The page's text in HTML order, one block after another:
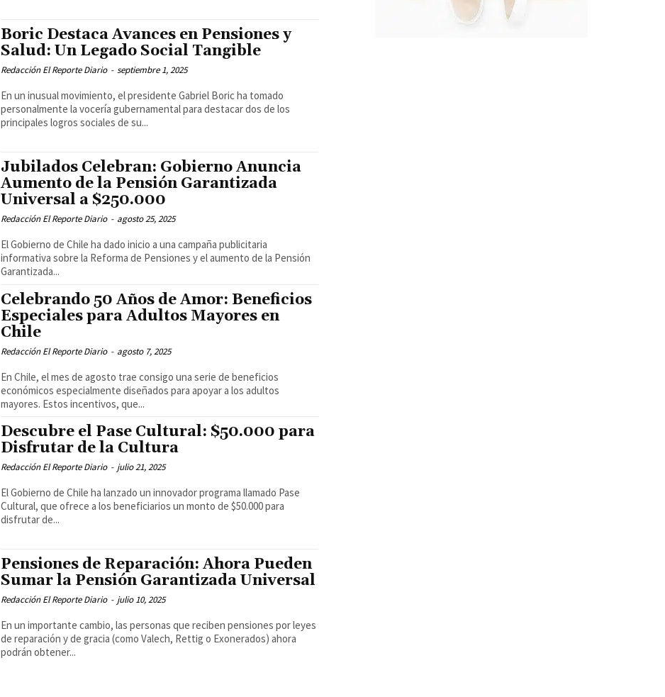
Boric Destaca Avances en Pensiones y
Salud: Un Legado Social Tangible
Redacción El Reporte Diario - septiembre 1, 2025
En un inusual movimiento, el presidente Gabriel Boric ha tomado
personalmente la vocería gubernamental para destacar dos de los
principales logros sociales de su...
Jubilados Celebran: Gobierno Anuncia
Aumento de la Pensión Garantizada
Universal a $250.000
Redacción El Reporte Diario - agosto 25, 2025
El Gobierno de Chile ha dado inicio a una campaña publicitaria
informativa sobre la Reforma de Pensiones y el aumento de la Pensión
Garantizada...
Celebrando 50 Años de Amor: Beneficios
Especiales para Adultos Mayores en
Chile
Redacción El Reporte Diario - agosto 7, 2025
En Chile, el mes de agosto trae consigo una serie de beneficios
económicos especialmente diseñados para apoyar a los adultos
mayores. Estos incentivos, que...
Descubre el Pase Cultural: $50.000 para
Disfrutar de la Cultura
Redacción El Reporte Diario - julio 21, 2025
El Gobierno de Chile ha lanzado un innovador programa llamado Pase
Cultural, que ofrece a los beneficiarios un monto de $50.000 para
disfrutar de...
Pensiones de Reparación: Ahora Pueden
Sumar la Pensión Garantizada Universal
Redacción El Reporte Diario - julio 10, 2025
En un importante cambio, las personas que reciben pensiones por leyes
de reparación y de gracia (como Valech, Rettig o Exonerados) ahora
podrán obtener...